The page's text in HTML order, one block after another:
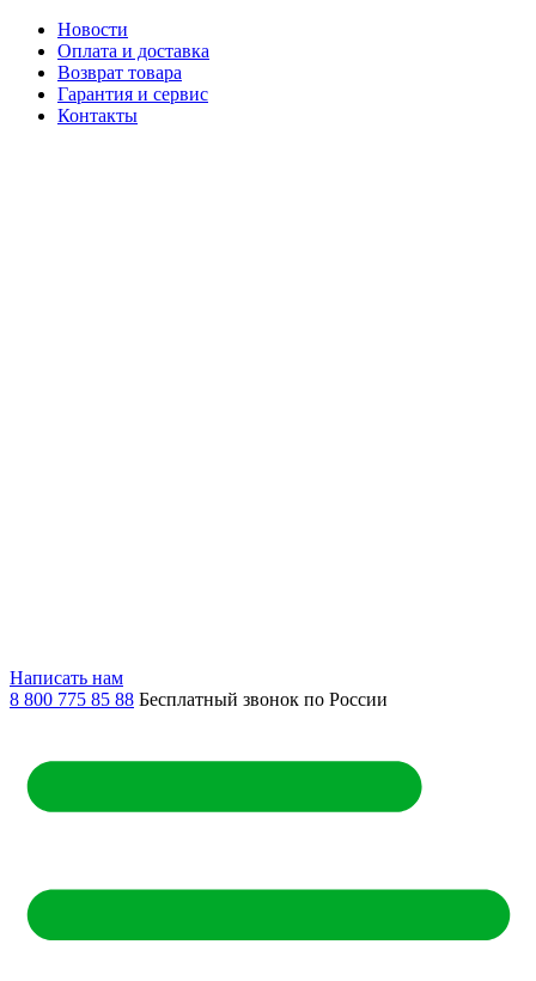
Новости
Оплата и доставка
Возврат товара
Гарантия и сервис
Контакты
Написать нам
8 800 775 85 88 Бесплатный звонок по России